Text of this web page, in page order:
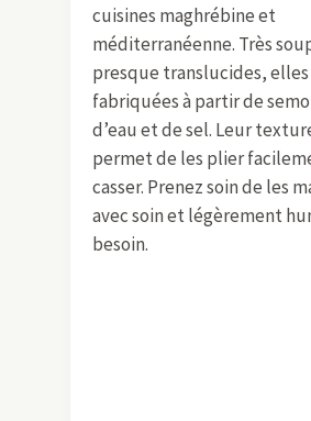
cuisines maghrébine et
méditerranéenne. Très
presque translucides,
fabriquées à partir de
d’eau et de sel. Leur
permet de les plier
casser. Prenez soin de les
avec soin et légèrement
besoin.